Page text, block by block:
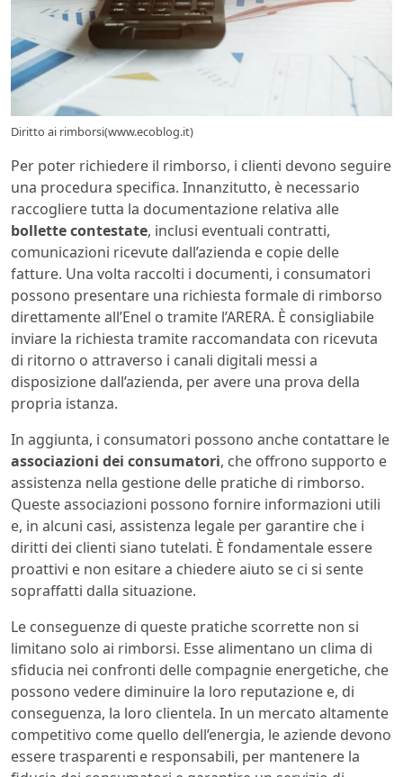
Diritto ai rimborsi(www.ecoblog.it)
Per poter richiedere il rimborso, i clienti devono seguire
una procedura specifica. Innanzitutto, è necessario
raccogliere tutta la documentazione relativa alle
bollette contestate, inclusi eventuali contratti,
comunicazioni ricevute dall’azienda e copie delle
fatture. Una volta raccolti i documenti, i consumatori
possono presentare una richiesta formale di rimborso
direttamente all’Enel o tramite l’ARERA. È consigliabile
inviare la richiesta tramite raccomandata con ricevuta
di ritorno o attraverso i canali digitali messi a
disposizione dall’azienda, per avere una prova della
propria istanza.
In aggiunta, i consumatori possono anche contattare le
associazioni dei consumatori, che offrono supporto e
assistenza nella gestione delle pratiche di rimborso.
Queste associazioni possono fornire informazioni utili
e, in alcuni casi, assistenza legale per garantire che i
diritti dei clienti siano tutelati. È fondamentale essere
proattivi e non esitare a chiedere aiuto se ci si sente
sopraffatti dalla situazione.
Le conseguenze di queste pratiche scorrette non si
limitano solo ai rimborsi. Esse alimentano un clima di
sfiducia nei confronti delle compagnie energetiche, che
possono vedere diminuire la loro reputazione e, di
conseguenza, la loro clientela. In un mercato altamente
competitivo come quello dell’energia, le aziende devono
essere trasparenti e responsabili, per mantenere la